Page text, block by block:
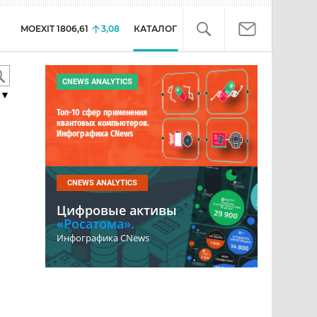
MOEXIT 1806,61 3,08 КАТАЛОГ
CNEWS ANALYTICS
Топ-10 сфер применения
квантовых компьютеров.
Инфографика CNews
CNEWS ANALYTICS
Цифровые активы
«Росатома».
Инфографика CNews